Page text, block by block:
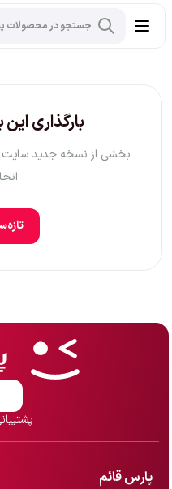
بارگذاری
بخشی از نسخه جدید سایت
پشتیبانی ۲۴
پارس قائم